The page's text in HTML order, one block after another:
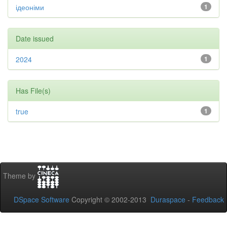
1
ідеоніми
Date issued
1
2024
Has File(s)
1
true
Theme by
DSpace Software Copyright © 2002-2013 Duraspace - Feedback